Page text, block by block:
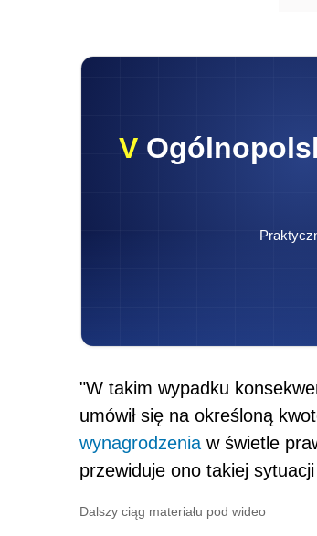
V
"W takim wypadku
umówił się na określoną
wynagrodzenia w świetle
przewiduje ono takiej
Dalszy ciąg materiału pod wideo